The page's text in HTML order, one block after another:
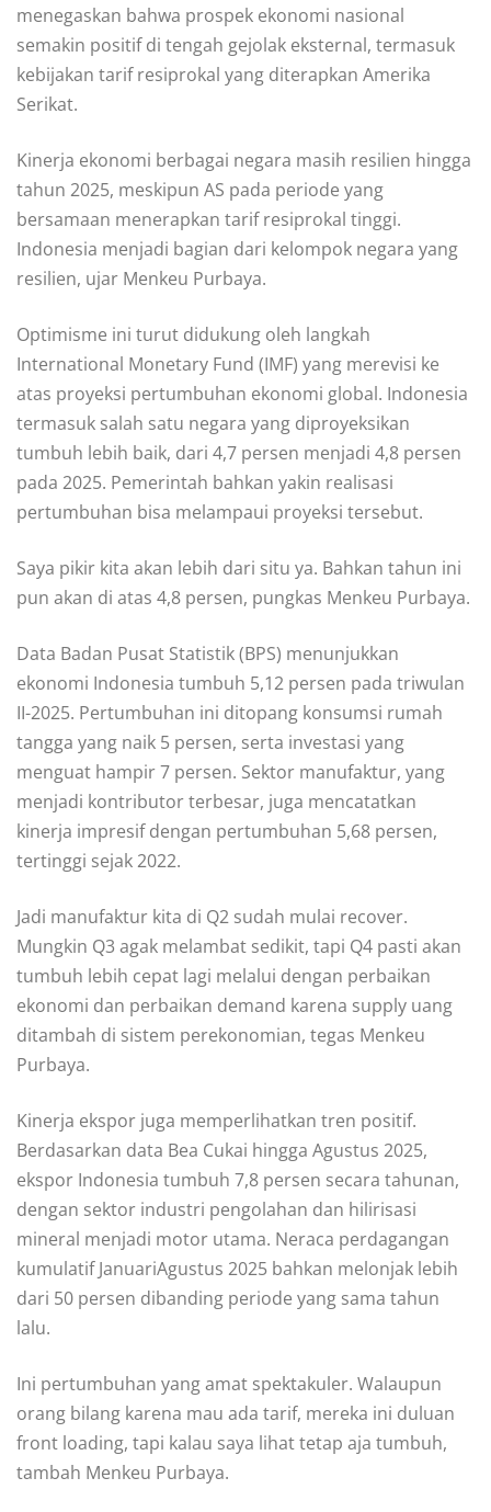
menegaskan bahwa prospek ekonomi nasional
semakin positif di tengah gejolak eksternal, termasuk
kebijakan tarif resiprokal yang diterapkan Amerika
Serikat.
Kinerja ekonomi berbagai negara masih resilien hingga
tahun 2025, meskipun AS pada periode yang
bersamaan menerapkan tarif resiprokal tinggi.
Indonesia menjadi bagian dari kelompok negara yang
resilien, ujar Menkeu Purbaya.
Optimisme ini turut didukung oleh langkah
International Monetary Fund (IMF) yang merevisi ke
atas proyeksi pertumbuhan ekonomi global. Indonesia
termasuk salah satu negara yang diproyeksikan
tumbuh lebih baik, dari 4,7 persen menjadi 4,8 persen
pada 2025. Pemerintah bahkan yakin realisasi
pertumbuhan bisa melampaui proyeksi tersebut.
Saya pikir kita akan lebih dari situ ya. Bahkan tahun ini
pun akan di atas 4,8 persen, pungkas Menkeu Purbaya.
Data Badan Pusat Statistik (BPS) menunjukkan
ekonomi Indonesia tumbuh 5,12 persen pada triwulan
II-2025. Pertumbuhan ini ditopang konsumsi rumah
tangga yang naik 5 persen, serta investasi yang
menguat hampir 7 persen. Sektor manufaktur, yang
menjadi kontributor terbesar, juga mencatatkan
kinerja impresif dengan pertumbuhan 5,68 persen,
tertinggi sejak 2022.
Jadi manufaktur kita di Q2 sudah mulai recover.
Mungkin Q3 agak melambat sedikit, tapi Q4 pasti akan
tumbuh lebih cepat lagi melalui dengan perbaikan
ekonomi dan perbaikan demand karena supply uang
ditambah di sistem perekonomian, tegas Menkeu
Purbaya.
Kinerja ekspor juga memperlihatkan tren positif.
Berdasarkan data Bea Cukai hingga Agustus 2025,
ekspor Indonesia tumbuh 7,8 persen secara tahunan,
dengan sektor industri pengolahan dan hilirisasi
mineral menjadi motor utama. Neraca perdagangan
kumulatif JanuariAgustus 2025 bahkan melonjak lebih
dari 50 persen dibanding periode yang sama tahun
lalu.
Ini pertumbuhan yang amat spektakuler. Walaupun
orang bilang karena mau ada tarif, mereka ini duluan
front loading, tapi kalau saya lihat tetap aja tumbuh,
tambah Menkeu Purbaya.